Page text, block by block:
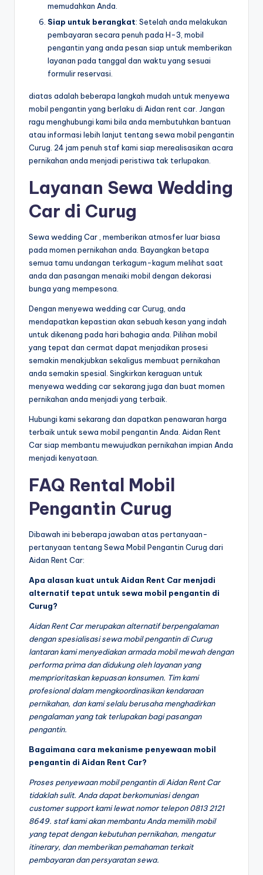
memudahkan Anda.
Siap untuk berangkat: Setelah anda melakukan
pembayaran secara penuh pada H-3, mobil
pengantin yang anda pesan siap untuk memberikan
layanan pada tanggal dan waktu yang sesuai
formulir reservasi.
diatas adalah beberapa langkah mudah untuk menyewa
mobil pengantin yang berlaku di Aidan rent car. Jangan
ragu menghubungi kami bila anda membutuhkan bantuan
atau informasi lebih lanjut tentang sewa mobil pengantin
Curug. 24 jam penuh staf kami siap merealisasikan acara
pernikahan anda menjadi peristiwa tak terlupakan.
Layanan Sewa Wedding
Car di Curug
Sewa wedding Car , memberikan atmosfer luar biasa
pada momen pernikahan anda. Bayangkan betapa
semua tamu undangan terkagum-kagum melihat saat
anda dan pasangan menaiki mobil dengan dekorasi
bunga yang mempesona.
Dengan menyewa wedding car Curug, anda
mendapatkan kepastian akan sebuah kesan yang indah
untuk dikenang pada hari bahagia anda. Pilihan mobil
yang tepat dan cermat dapat menjadikan prosesi
semakin menakjubkan sekaligus membuat pernikahan
anda semakin spesial. Singkirkan keraguan untuk
menyewa wedding car sekarang juga dan buat momen
pernikahan anda menjadi yang terbaik.
Hubungi kami sekarang dan dapatkan penawaran harga
terbaik untuk sewa mobil pengantin Anda. Aidan Rent
Car siap membantu mewujudkan pernikahan impian Anda
menjadi kenyataan.
FAQ Rental Mobil
Pengantin Curug
Dibawah ini beberapa jawaban atas pertanyaan-
pertanyaan tentang Sewa Mobil Pengantin Curug dari
Aidan Rent Car:
Apa alasan kuat untuk Aidan Rent Car menjadi
alternatif tepat untuk sewa mobil pengantin di
Curug?
Aidan Rent Car merupakan alternatif berpengalaman
dengan spesialisasi sewa mobil pengantin di Curug
lantaran kami menyediakan armada mobil mewah dengan
performa prima dan didukung oleh layanan yang
memprioritaskan kepuasan konsumen. Tim kami
profesional dalam mengkoordinasikan kendaraan
pernikahan, dan kami selalu berusaha menghadirkan
pengalaman yang tak terlupakan bagi pasangan
pengantin.
Bagaimana cara mekanisme penyewaan mobil
pengantin di Aidan Rent Car?
Proses penyewaan mobil pengantin di Aidan Rent Car
tidaklah sulit. Anda dapat berkomuniasi dengan
customer support kami lewat nomor telepon 0813 2121
8649. staf kami akan membantu Anda memilih mobil
yang tepat dengan kebutuhan pernikahan, mengatur
itinerary, dan memberikan pemahaman terkait
pembayaran dan persyaratan sewa.